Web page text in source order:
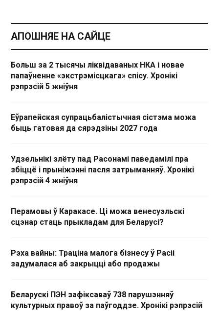
АПОШНЯЕ НА САЙЦЕ
Больш за 2 тысячы ліквідаваных НКА і новае
папаўненне «экстрэмісцкага» спісу. Хронікі
рэпрэсій 5 жніўня
Еўрапейская супрацьбалістычная сістэма можа
быць гатовая да сярэдзіны 2027 года
Удзельнікі злёту пад Расонамі паведамілі пра
збіццё і прыніжэнні пасля затрыманняў. Хронікі
рэпрэсій 4 жніўня
Перамовы ў Каракасе. Ці можа венесуэльскі
сцэнар стаць прыкладам для Беларусі?
Рэха вайны: Траціна малога бізнесу ў Расіі
задумалася аб закрыцці або продажы
Беларускі ПЭН зафіксаваў 738 парушэнняў
культурных правоў за паўгоддзе. Хронікі рэпрэсій